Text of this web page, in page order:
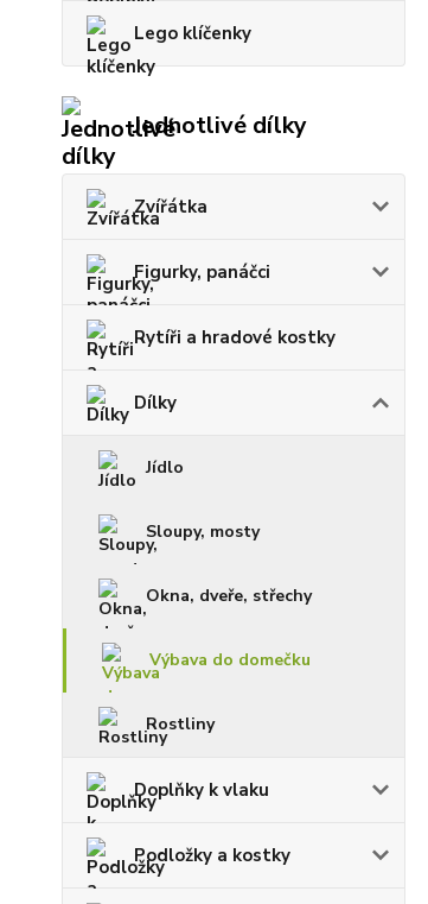
Lego klíčenky
Jednotlivé dílky
Zvířátka
Figurky, panáčci
Rytíři a hradové kostky
Dílky
Jídlo
Sloupy, mosty
Okna, dveře, střechy
Výbava do domečku
Rostliny
Doplňky k vlaku
Podložky a kostky